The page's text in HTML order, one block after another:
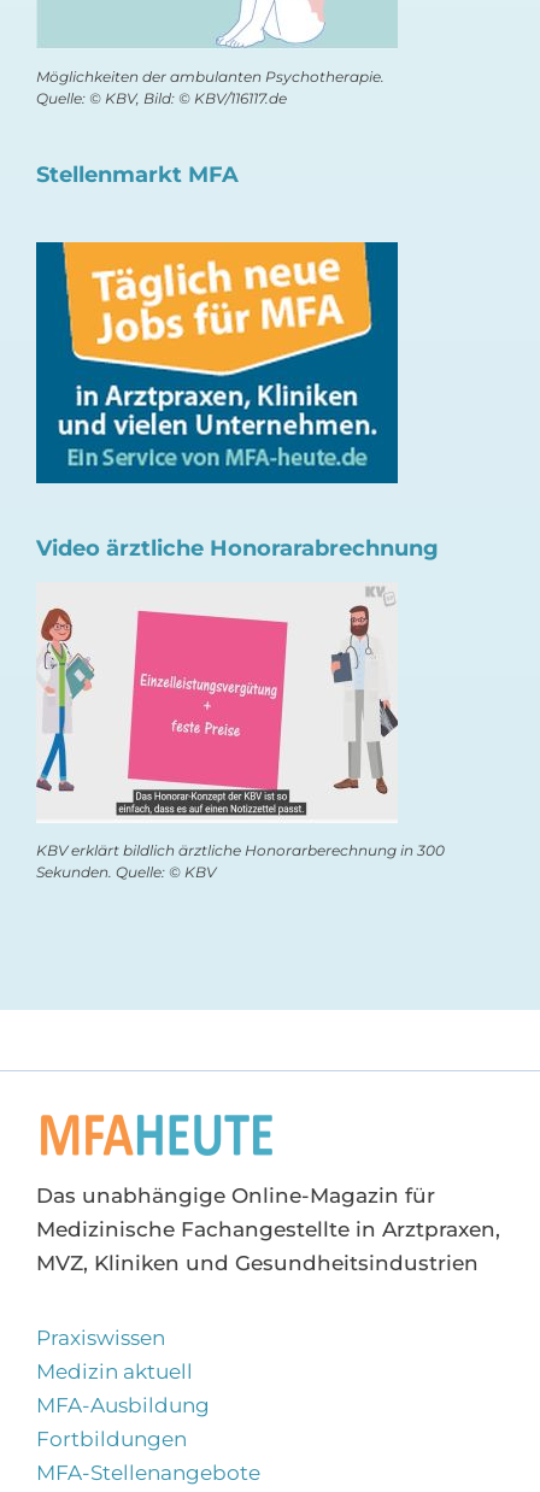
Möglichkeiten der ambulanten Psychotherapie.
Quelle: © KBV, Bild: © KBV/116117.de
Stellenmarkt MFA
Video ärztliche Honorarabrechnung
KBV erklärt bildlich ärztliche Honorarberechnung in 300
Sekunden. Quelle: © KBV
Das unabhängige Online-Magazin für
Medizinische Fachangestellte in Arztpraxen,
MVZ, Kliniken und Gesundheitsindustrien
Praxiswissen
Medizin aktuell
MFA-Ausbildung
Fortbildungen
MFA-Stellenangebote